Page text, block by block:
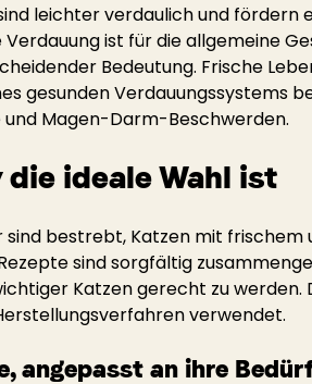
leichter verdaulich und fördern
ist für die allgemeine
Bedeutung. Frische
gesunden Verdauungssystems
Magen-Darm-Beschwerden.
die ideale Wahl ist
sind bestrebt, Katzen mit
sind sorgfältig
Katzen gerecht zu
verwendet.
angepasst an ihre